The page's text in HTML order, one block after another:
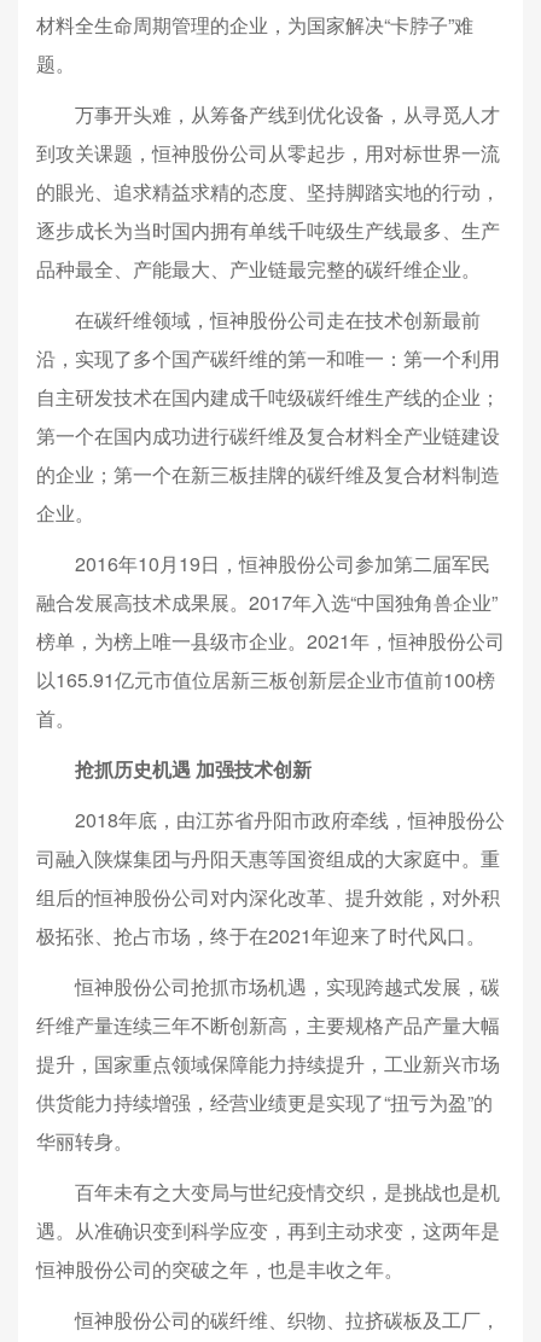
材料全生命周期管理的企业，为国家解决“卡脖子”难
题。
万事开头难，从筹备产线到优化设备，从寻觅人才
到攻关课题，恒神股份公司从零起步，用对标世界一流
的眼光、追求精益求精的态度、坚持脚踏实地的行动，
逐步成长为当时国内拥有单线千吨级生产线最多、生产
品种最全、产能最大、产业链最完整的碳纤维企业。
在碳纤维领域，恒神股份公司走在技术创新最前
沿，实现了多个国产碳纤维的第一和唯一：第一个利用
自主研发技术在国内建成千吨级碳纤维生产线的企业；
第一个在国内成功进行碳纤维及复合材料全产业链建设
的企业；第一个在新三板挂牌的碳纤维及复合材料制造
企业。
2016年10月19日，恒神股份公司参加第二届军民
融合发展高技术成果展。2017年入选“中国独角兽企业”
榜单，为榜上唯一县级市企业。2021年，恒神股份公司
以165.91亿元市值位居新三板创新层企业市值前100榜
首。
抢抓历史机遇 加强技术创新
2018年底，由江苏省丹阳市政府牵线，恒神股份公
司融入陕煤集团与丹阳天惠等国资组成的大家庭中。重
组后的恒神股份公司对内深化改革、提升效能，对外积
极拓张、抢占市场，终于在2021年迎来了时代风口。
恒神股份公司抢抓市场机遇，实现跨越式发展，碳
纤维产量连续三年不断创新高，主要规格产品产量大幅
提升，国家重点领域保障能力持续提升，工业新兴市场
供货能力持续增强，经营业绩更是实现了“扭亏为盈”的
华丽转身。
百年未有之大变局与世纪疫情交织，是挑战也是机
遇。从准确识变到科学应变，再到主动求变，这两年是
恒神股份公司的突破之年，也是丰收之年。
恒神股份公司的碳纤维、织物、拉挤碳板及工厂，